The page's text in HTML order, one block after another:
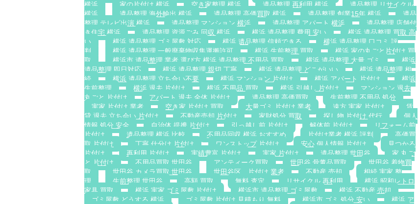
横浜
家の片付け 横浜 空き家整理 横浜 遺品整理 再利用 横浜
遺品整理 リサイクル
横浜
遺品整理 海外輸出 横浜 遺品整理 高価買取 横浜 遺品整理 創業15年 横浜
遺品
整理 テレビ出演 横浜
遺品整理 マンション 横浜 遺品整理 アパート 横浜
遺品整理 店舗付
き住宅 横浜
遺品整理 資源ごみ 回収 横浜 横浜 遺品整理 費用 安い
横浜 遺品整理 買取 高
い
横浜 遺品整理 ゴミ屋敷 対応 横浜 遺品整理 信頼できる
横浜 遺品整理 口コミ 評
判
横浜 遺品整理 一般廃棄物収集運搬許可 横浜 生前整理 買取
横浜 家の丸ごと片付け 買
取
横浜市 遺品整理 業者 選び方 横浜 遺品整理 不用品 買取 横浜 遺品整理 大量 ゴミ
横浜
遺品整理 即日対応
横浜 遺品整理 親切 丁寧 横浜 遺品整理 どこがいい
横浜 遺品整理 相
続
横浜 遺品整理 立ち合い不要 横浜 マンション 片付け 横浜 アパート 片付け
横浜
生前整理
横浜 退去 片付け 横浜 不用品 買取 横浜 引越し 片付け
マンション 退去
丸ごと 片付け
アパート 退去 全体 片付け 遺品整理 高価買取
生前整理 不用品 処分
実家 片付け 業者
空き家 片付け 買取 大量ゴミ 片付け 業者 遠方 実家 片付け
賃
貸 退去 立ち会い 片付け
不動産売却 片付け 家財処分 買取 探し物 片付け 代行
個人
情報 処分 安全
自治体 提携 片付け 引っ越し前 片付け 解体前 片付け
リフォーム前
片付け
遺品整理 横浜 比較 不用品回収 横浜 おすすめ 片付け業者 横浜 評判
高価買
取 片付け
丁寧 仕分け 片付け ワンストップ 片付け 安心 個人情報 片付け
見つかる
片付け
再利用 片付け 実績豊富 片付け 実家 片付け 遺品整理 世田谷
家 丸ご
と 片付け
不用品買取 世田谷 アンティーク買取 世田谷 骨董品買取
世田谷 着物買
取
世田谷 カメラ買取 世田谷 世田谷区 片付け 業者 不動産 売却
相続 実家 整
理
生前整理 世田谷 高額 買取 無料 査定 リサイクル 再利用
横浜 昭和レトロ
家具 買取
横浜 実家 ゴミ屋敷 片付け 横浜市 遺品整理 ゴミ屋敷
横浜 不動産 売却
ゴミ屋敷 どうする 横浜
ゴミ屋敷 片付け 見積もり 無料 横浜市 ゴミ 処分 安い
横浜 ア